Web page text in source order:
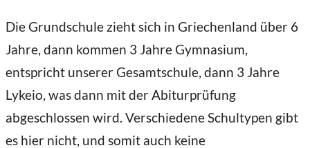
Die Grundschule zieht sich in Griechenland über 6
Jahre, dann kommen 3 Jahre Gymnasium,
entspricht unserer Gesamtschule, dann 3 Jahre
Lykeio, was dann mit der Abiturprüfung
abgeschlossen wird. Verschiedene Schultypen gibt
es hier nicht, und somit auch keine